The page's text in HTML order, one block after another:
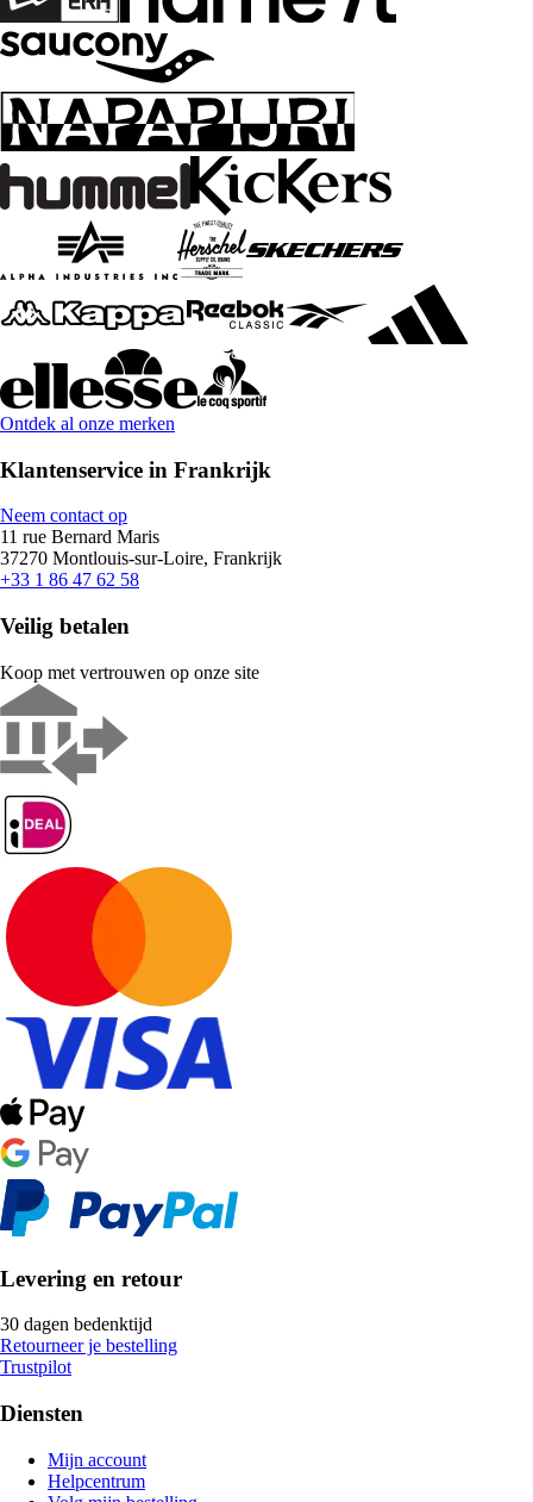
Ontdek al onze merken
Klantenservice in Frankrijk
Neem contact op
11 rue Bernard Maris
37270 Montlouis-sur-Loire, Frankrijk
+33 1 86 47 62 58
Veilig betalen
Koop met vertrouwen op onze site
Levering en retour
30 dagen bedenktijd
Retourneer je bestelling
Trustpilot
Diensten
Mijn account
Helpcentrum